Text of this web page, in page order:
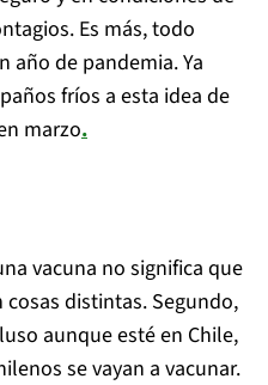
Es más, todo
año de pandemia. Ya
fríos a esta idea de
marzo.
vacuna no significa que
cosas distintas. Segundo,
aunque esté en Chile,
se vayan a vacunar.